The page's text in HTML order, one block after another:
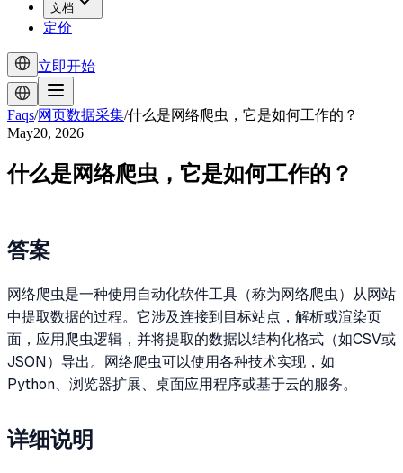
文档
定价
立即开始
Faqs/网页数据采集/什么是网络爬虫，它是如何工作的？
May20, 2026
什么是网络爬虫，它是如何工作的？
答案
网络爬虫是一种使用自动化软件工具（称为网络爬虫）从网站
中提取数据的过程。它涉及连接到目标站点，解析或渲染页
面，应用爬虫逻辑，并将提取的数据以结构化格式（如CSV或
JSON）导出。网络爬虫可以使用各种技术实现，如
Python、浏览器扩展、桌面应用程序或基于云的服务。
详细说明